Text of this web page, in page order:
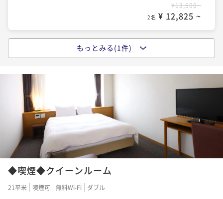
¥13,500~
2名 ¥ 12,825 ~
「北海道民限定」14時アーリーチェックインプラン
朝食付き 事前決済可
ポイント即利用で
¥ 18,525 ~
もっとみる(1件)
◆喫煙◆クイーンルーム
21平米 喫煙可 無料Wi-Fi ダブル